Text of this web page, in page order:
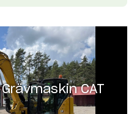
Grävmaskin CAT